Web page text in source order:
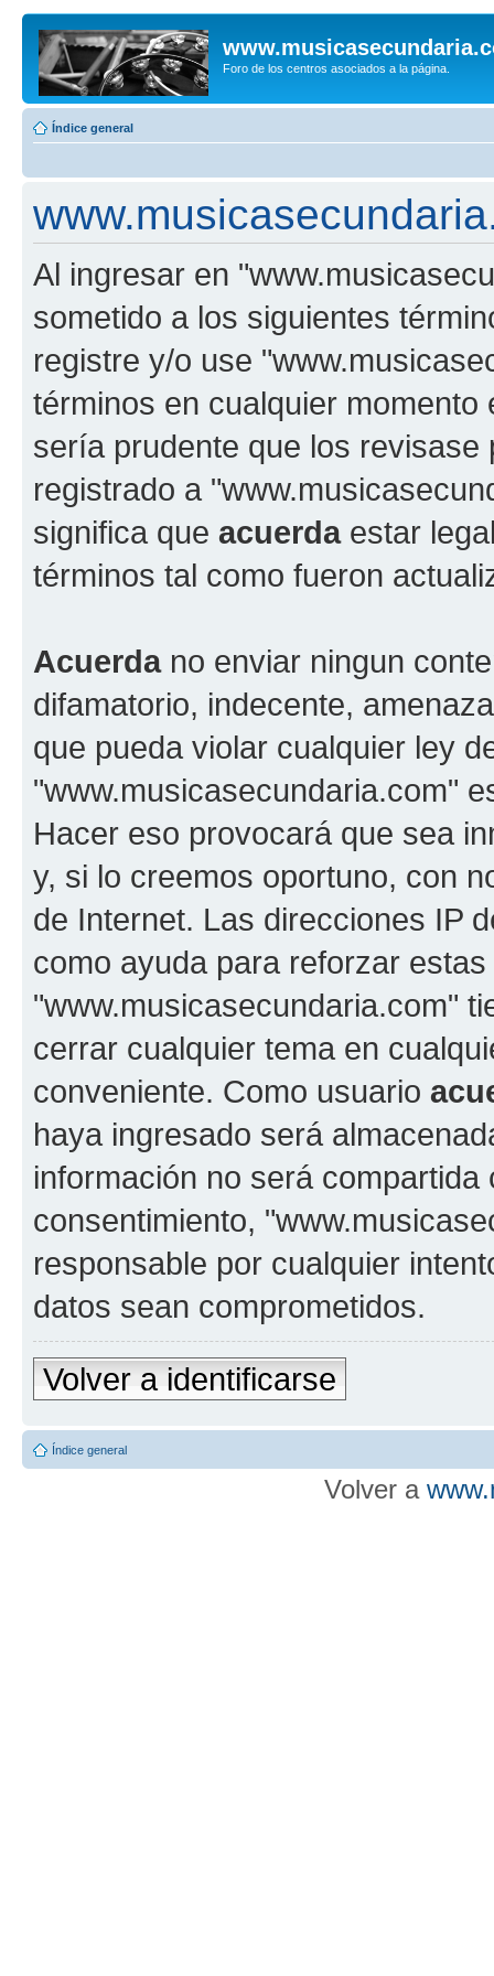
Foro de los centros asociados a la página.
Índice general
Al ingresar en
sometido a los siguientes
registre y/o use
términos en cualquier
sería prudente que los
registrado a
significa que acuerdaestar
términos tal como fueron
Acuerdano enviar ningun
difamatorio, indecente,
que pueda violar cualquier ley
"www.musicasecundaria.com"
Hacer eso provocará que sea
y, si lo creemos oportuno, con
de Internet. Las direcciones IP
como ayuda para reforzar
"www.musicasecundaria.com"
cerrar cualquier tema en
conveniente. Como usuario
haya ingresado será
información no será
consentimiento,
responsable por cualquier
datos sean comprometidos.
Volver a identificarse
Índice general
Volver a